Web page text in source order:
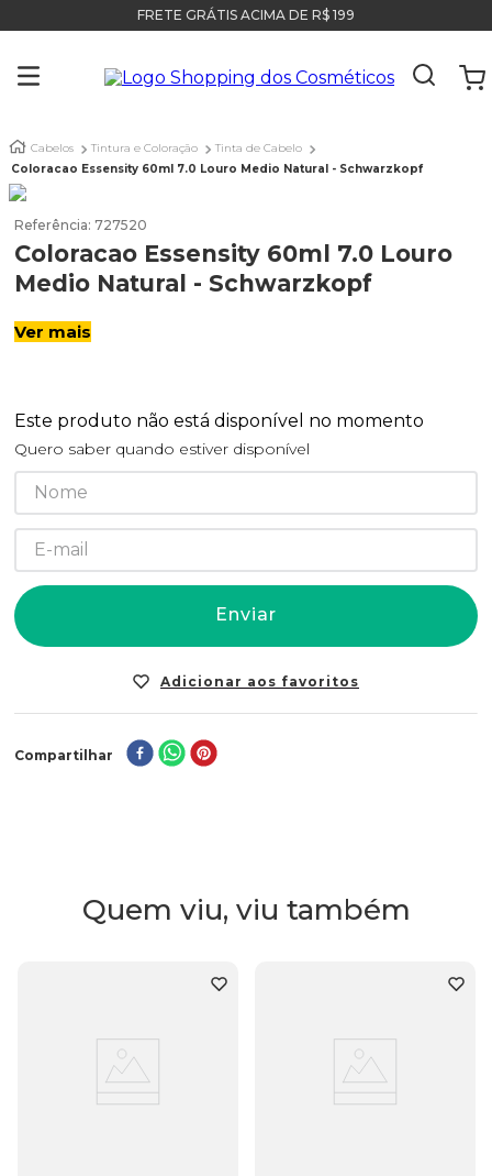
FRETE GRÁTIS ACIMA DE R$ 199
Cabelos Tintura e Coloração
Tinta de Cabelo
Coloracao Essensity 60ml 7.0 Louro Medio Natural - Schwarzkopf
Referência: 727520
Coloracao Essensity 60ml 7.0 Louro
Medio Natural - Schwarzkopf
Ver mais
Este produto não está disponível no momento
Quero saber quando estiver disponível
Enviar
Compartilhar
Quem viu, viu também